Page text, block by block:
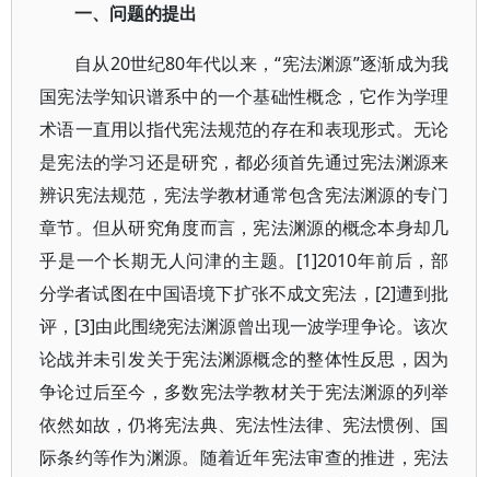
一、问题的提出
自从20世纪80年代以来，“宪法渊源”逐渐成为我
国宪法学知识谱系中的一个基础性概念，它作为学理
术语一直用以指代宪法规范的存在和表现形式。无论
是宪法的学习还是研究，都必须首先通过宪法渊源来
辨识宪法规范，宪法学教材通常包含宪法渊源的专门
章节。但从研究角度而言，宪法渊源的概念本身却几
乎是一个长期无人问津的主题。[1]2010年前后，部
分学者试图在中国语境下扩张不成文宪法，[2]遭到批
评，[3]由此围绕宪法渊源曾出现一波学理争论。该次
论战并未引发关于宪法渊源概念的整体性反思，因为
争论过后至今，多数宪法学教材关于宪法渊源的列举
依然如故，仍将宪法典、宪法性法律、宪法惯例、国
际条约等作为渊源。随着近年宪法审查的推进，宪法